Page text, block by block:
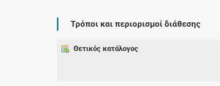
Τρόποι και περιορισμοί διάθεσης
Θετικός κατάλογος